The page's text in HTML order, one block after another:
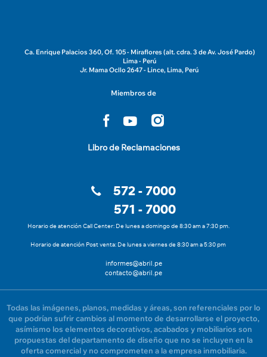
Ca. Enrique Palacios 360, Of. 105 - Miraflores (alt. cdra. 3 de Av. José Pardo)
Lima - Perú
Jr. Mama Ocllo 2647 - Lince, Lima, Perú
Miembros de
Libro de Reclamaciones
572 - 7000
571 - 7000
Horario de atención Call Center: De lunes a domingo de 8:30 am a 7:30 pm.
Horario de atención Post venta: De lunes a viernes de 8:30 am a 5:30 pm
informes@abril.pe
contacto@abril.pe
Todas las imágenes, planos, medidas y áreas, son referenciales por lo
que podrían sufrir cambios al momento de desarrollarse el proyecto,
asímismo los elementos decorativos, acabados y mobiliarios son
propuestas del departamento de diseño que no se incluyen en la
oferta comercial y no comprometen a la empresa inmobiliaria.